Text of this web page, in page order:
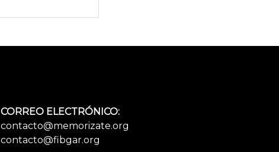
CORREO ELECTRÓNICO:
contacto@memorizate.org
contacto@fibgar.org